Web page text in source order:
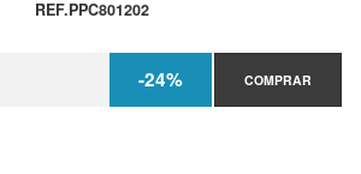
REF.PPC801202
-24% COMPRAR